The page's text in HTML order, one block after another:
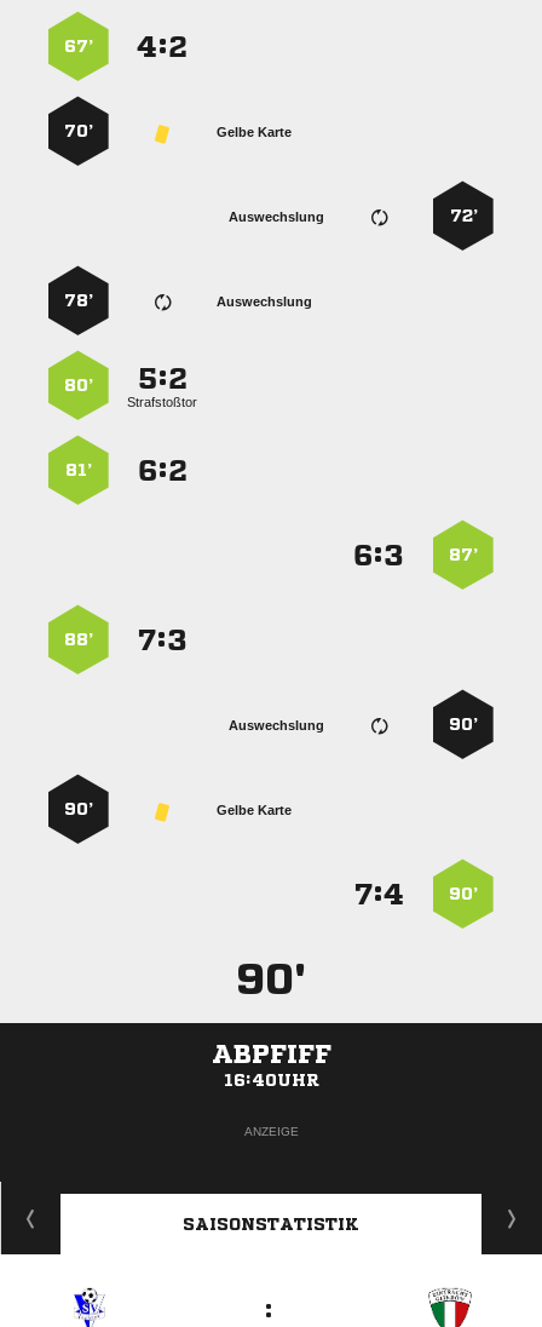
:
67’
Gelbe Karte
70’
72’
Auswechslung
Auswechslung
78’
:
Strafstoßtor
80’
:
81’
87’
:
:
88’
90’
Auswechslung
Gelbe Karte
90’
90’
:
90'
ABPFIFF
16:40UHR
ANZEIGE
SAISONSTATISTIK
: